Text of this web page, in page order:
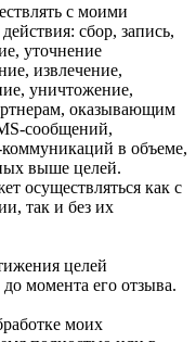
с моими
сбор, запись,
уточнение
извлечение,
уничтожение,
оказывающим
в объеме,
выше целей.
осуществляться как с
так и без их
целей
момента его отзыва.
моих